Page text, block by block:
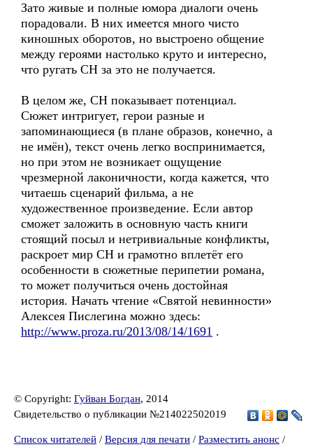
Зато живые и полные юмора диалоги очень
порадовали. В них имеется много чисто
киношных оборотов, но выстроено общение
между героями настолько круто и интересно,
что ругать СН за это не получается.
В целом же, СН показывает потенциал.
Сюжет интригует, герои разные и
запоминающиеся (в плане образов, конечно, а
не имён), текст очень легко воспринимается,
но при этом не возникает ощущение
чрезмерной лаконичности, когда кажется, что
читаешь сценарий фильма, а не
художественное произведение. Если автор
сможет заложить в основную часть книги
стоящий посыл и нетривиальные конфликты,
раскроет мир СН и грамотно вплетёт его
особенности в сюжетные перипетии романа,
то может получиться очень достойная
история. Начать чтение «Святой невинности»
Алексея Пислегина можно здесь:
http://www.proza.ru/2013/08/14/1691 .
© Copyright: Гуйван Богдан, 2014
Свидетельство о публикации №214022502019
Список читателей / Версия для печати / Разместить анонс /